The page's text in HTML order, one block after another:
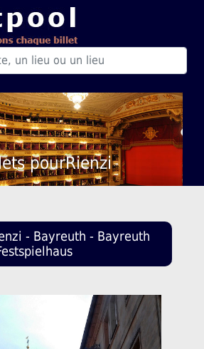
pourRienzi
- Bayreuth - Bayreuth